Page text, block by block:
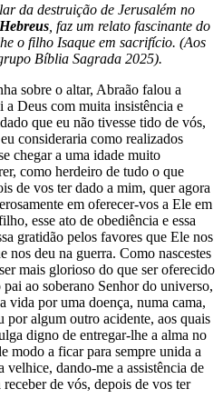
da destruição de Jerusalém no
, faz um relato fascinante do
o filho Isaque em sacrifício. (Aos
Bíblia Sagrada 2025).
sobre o altar, Abraão falou a
Deus com muita insistência e
que eu não tivesse tido de vós,
consideraria como realizados
chegar a uma idade muito
como herdeiro de tudo o que
de vos ter dado a mim, quer agora
em oferecer-vos a Ele em
esse ato de obediência e essa
gratidão pelos favores que Ele nos
nos deu na guerra. Como nascestes
mais glorioso do que ser oferecido
ao soberano Senhor do universo,
vida por uma doença, numa cama,
por algum outro acidente, aos quais
digno de entregar-lhe a alma no
modo a ficar para sempre unida a
velhice, dando-me a assistência de
de vós, depois de vos ter